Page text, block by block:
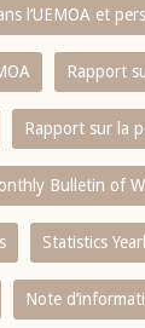
l‘UEMOA et
Rapport
Rapport sur la
Bulletin of
Statistics
Note